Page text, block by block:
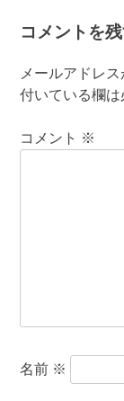
コメントを
メールアドレ
付いている欄
コメント ※
名前 ※